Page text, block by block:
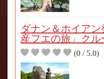
ダナン＆ホイア
産フエの旅」クル
(0 / 5.0)